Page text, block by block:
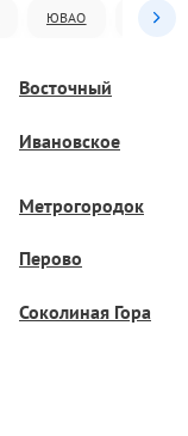
ЮВАО ЮАО
Восточный
Ивановское
Метрогородок
Перово
Соколиная Гора